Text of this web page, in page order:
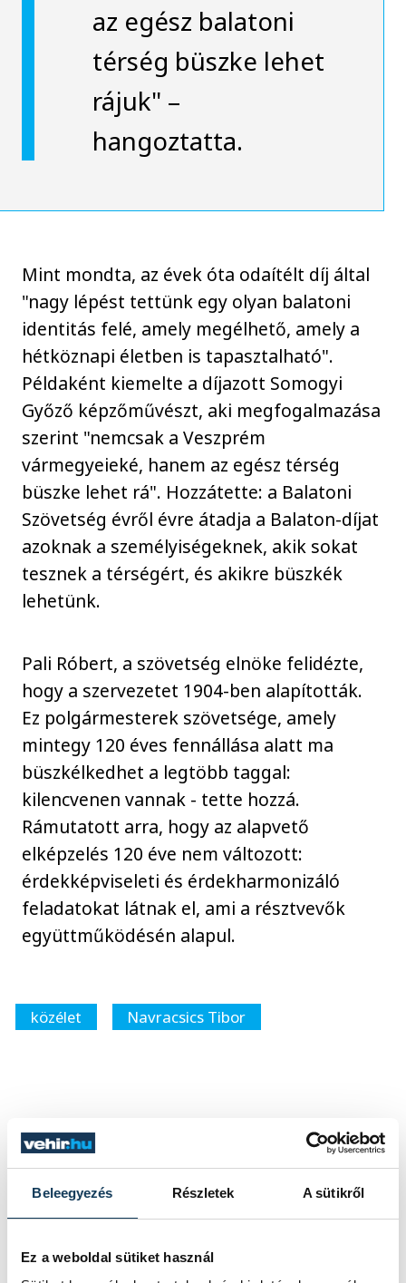
Beleegyezés Részletek A sütikről
Ez a weboldal sütiket használ
az egész balatoni
térség büszke lehet
rájuk" –
hangoztatta.
Mint mondta, az évek óta odaítélt díj által
"nagy lépést tettünk egy olyan balatoni
identitás felé, amely megélhető, amely a
hétköznapi életben is tapasztalható".
Példaként kiemelte a díjazott Somogyi
Győző képzőművészt, aki megfogalmazása
szerint "nemcsak a Veszprém
vármegyeieké, hanem az egész térség
büszke lehet rá". Hozzátette: a Balatoni
Szövetség évről évre átadja a Balaton-díjat
azoknak a személyiségeknek, akik sokat
tesznek a térségért, és akikre büszkék
lehetünk.
Pali Róbert, a szövetség elnöke felidézte,
hogy a szervezetet 1904-ben alapították.
Ez polgármesterek szövetsége, amely
mintegy 120 éves fennállása alatt ma
büszkélkedhet a legtöbb taggal:
kilencvenen vannak - tette hozzá.
Rámutatott arra, hogy az alapvető
elképzelés 120 éve nem változott:
érdekképviseleti és érdekharmonizáló
feladatokat látnak el, ami a résztvevők
együttműködésén alapul.
közélet Navracsics Tibor
vehir.hu